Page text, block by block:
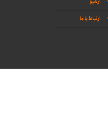
ارتباط با ما